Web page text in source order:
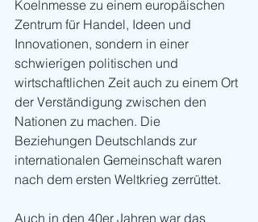
Koelnmesse zu einem europäischen
Zentrum für Handel, Ideen und
Innovationen, sondern in einer
schwierigen politischen und
wirtschaftlichen Zeit auch zu einem Ort
der Verständigung zwischen den
Nationen zu machen. Die
Beziehungen Deutschlands zur
internationalen Gemeinschaft waren
nach dem ersten Weltkrieg zerrüttet.
Auch in den 40er Jahren war das